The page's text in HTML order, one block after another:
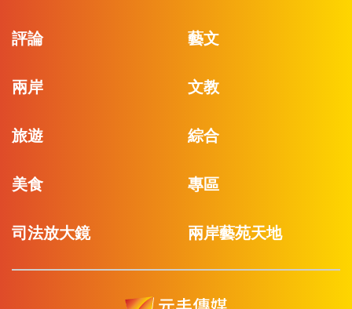
評論 藝文
兩岸 文教
旅遊 綜合
美食 專區
司法放大鏡 兩岸藝苑天地